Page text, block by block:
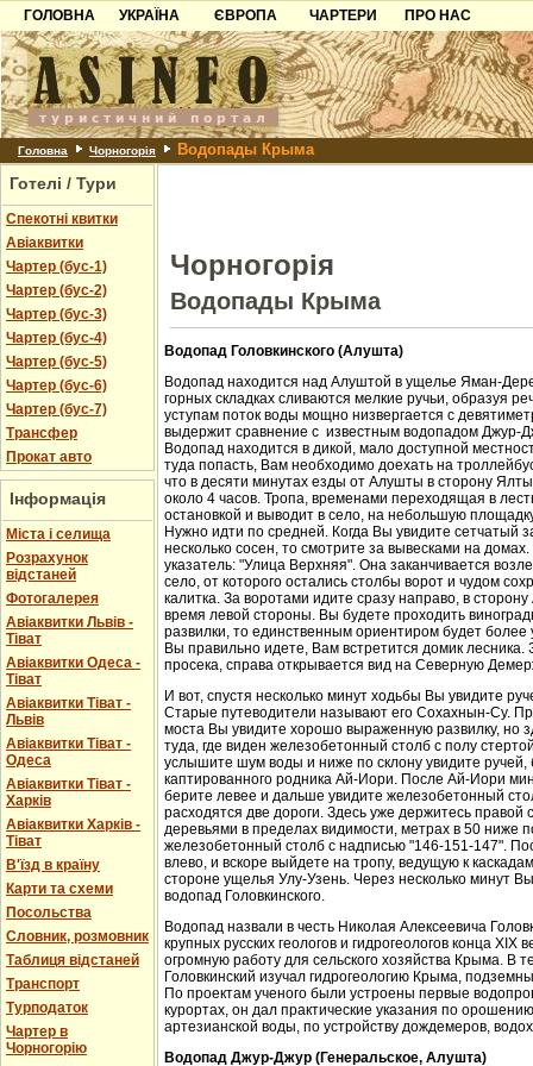
ГОЛОВНА
УКРАЇНА
Карпати
Азов
Причорноморря
Шацьк
ЄВРОПА
Чорногорія
Хорватія
Болгарія
Албанія
ЧАРТЕРИ
ПРО НАС
Контакти
Партнерам
Додати готель
Головна Чорногорія Водопады Крыма
Готелі / Тури
Спекотні квитки
Авіаквитки
Чартер (бус-1)
Чартер (бус-2)
Чартер (бус-3)
Чартер (бус-4)
Чартер (бус-5)
Чартер (бус-6)
Чартер (бус-7)
Трансфер
Прокат авто
Інформація
Міста і селища
Розрахунок
відстаней
Фотогалерея
Авіаквитки Львів -
Тіват
Авіаквитки Одеса -
Тіват
Авіаквитки Тіват -
Львів
Авіаквитки Тіват -
Одеса
Авіаквитки Тіват -
Харків
Авіаквитки Харків -
Тіват
В'їзд в країну
Карти та схеми
Посольства
Словник, розмовник
Таблиця відстаней
Транспорт
Турподаток
Чартер в
Чорногорію
Чорногорія
Водопады Крыма
Водопад Головкинского (Алушта)
Водопад находится над Алуштой в ущелье Яман-
горных складках сливаются мелкие ручьи, образуя
уступам поток воды мощно низвергается с
выдержит сравнение с известным водопадом Джур-
Водопад находится в дикой, мало доступной
туда попасть, Вам необходимо доехать на
что в десяти минутах езды от Алушты в сторону
около 4 часов. Тропа, временами переходящая в
остановкой и выводит в село, на небольшую
Нужно идти по средней. Когда Вы увидите сетчатый
несколько сосен, то смотрите за вывесками на
указатель: "Улица Верхняя". Она заканчивается
село, от которого остались столбы ворот и чудом
калитка. За воротами идите сразу направо, в
время левой стороны. Вы будете проходить
развилки, то единственным ориентиром будет более
Вы правильно идете, Вам встретится домик лесника.
просека, справа открывается вид на Северную
И вот, спустя несколько минут ходьбы Вы увидите
Старые путеводители называют его Сохахнын-Су.
моста Вы увидите хорошо выраженную развилку, но
туда, где виден железобетонный столб с полу
услышите шум воды и ниже по склону увидите
каптированного родника Ай-Иори. После Ай-Иори
берите левее и дальше увидите железобетонный
расходятся две дороги. Здесь уже держитесь правой
деревьями в пределах видимости, метрах в 50 ниже
железобетонный столб с надписью "146-151-147".
влево, и вскоре выйдете на тропу, ведущую к
стороне ущелья Улу-Узень. Через несколько минут
водопад Головкинского.
Водопад назвали в честь Николая Алексеевича
крупных русских геологов и гидрогеологов конца XIX
огромную работу для сельского хозяйства Крыма. В
Головкинский изучал гидрогеологию Крыма,
По проектам ученого были устроены первые
курортах, он дал практические указания по
артезианской воды, по устройству дождемеров,
Водопад Джур-Джур (Генеральское, Алушта)